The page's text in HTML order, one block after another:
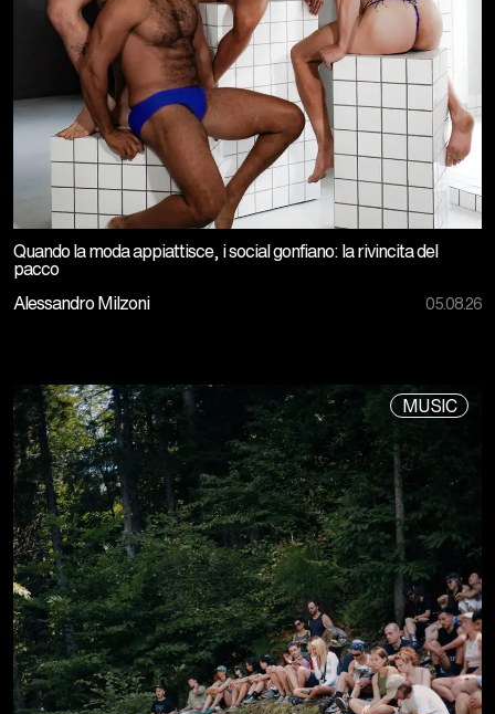
Quando la moda appiattisce, i social gonfiano: la rivincita del
pacco
Alessandro Milzoni
05.08.26
MUSIC